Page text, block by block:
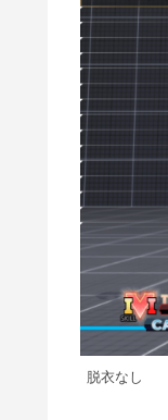
脱衣なし